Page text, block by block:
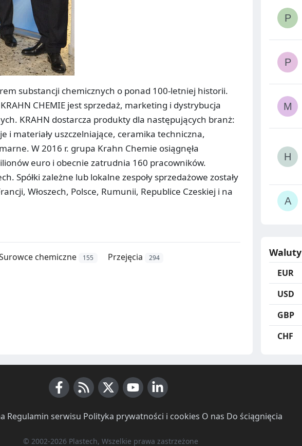
substancji chemicznych o ponad 100-letniej historii.
CHEMIE jest sprzedaż, marketing i dystrybucja
KRAHN dostarcza produkty dla następujących branż:
i materiały uszczelniające, ceramika techniczna,
W 2016 r. grupa Krahn Chemie osiągnęła
euro i obecnie zatrudnia 160 pracowników.
Spółki zależne lub lokalne zespoły sprzedażowe zostały
Włoszech, Polsce, Rumunii, Republice Czeskiej i na
chemiczne 155 Przejęcia 294 Waluty
EUR
USD
GBP
CHF
Regulamin serwisu Polityka prywatności i cookies O nas Do ściągnięcia
© 2002-2026 Plastech, Wszelkie prawa zastrzeżone